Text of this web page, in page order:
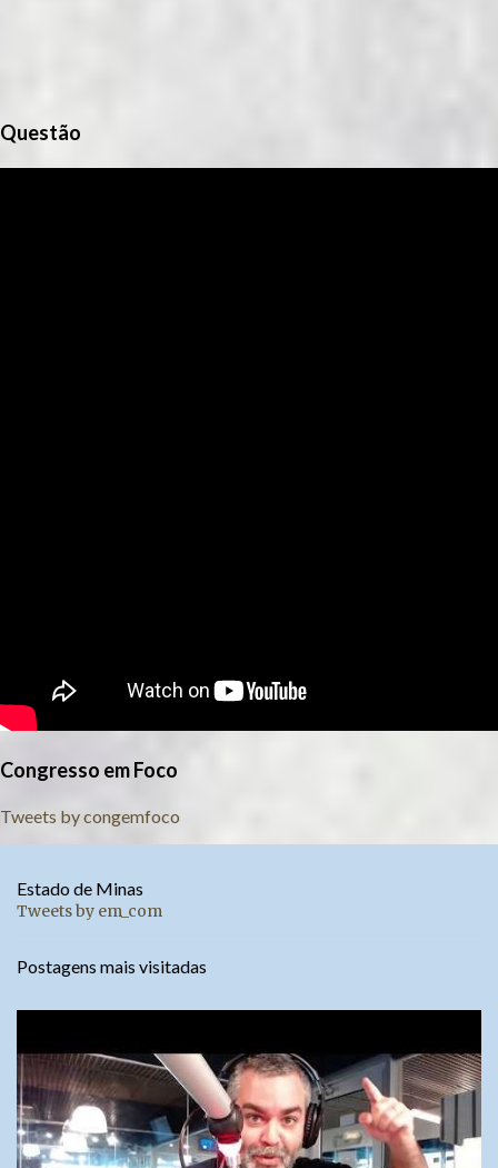
Questão
Congresso em Foco
Tweets by congemfoco
Estado de Minas
Tweets by em_com
Postagens mais visitadas